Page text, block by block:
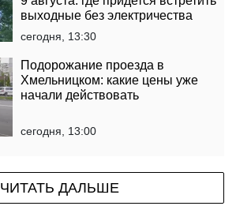
выходные без электричества
сегодня, 13:30
Подорожание проезда в
Хмельницком: какие цены уже
начали действовать
сегодня, 13:00
ЧИТАТЬ ДАЛЬШЕ